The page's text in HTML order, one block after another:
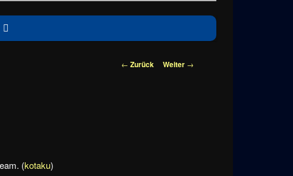
Beitragsnavigation
← Zurück Weiter →
(kotaku)